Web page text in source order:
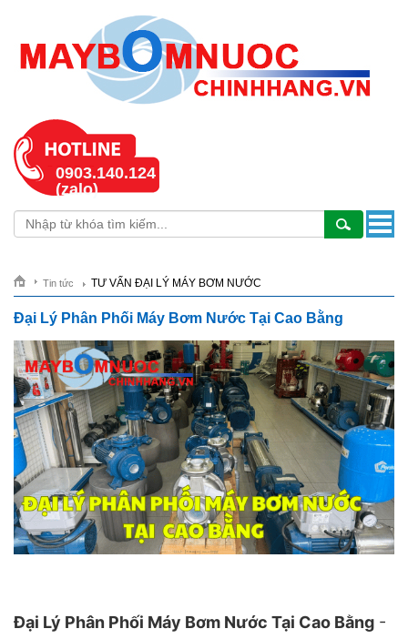
0903.140.124
(zalo)
Tin tức TƯ VẤN ĐẠI LÝ MÁY BƠM NƯỚC
Đại Lý Phân Phối Máy Bơm Nước Tại Cao Bằng
Đại Lý Phân Phối Máy Bơm Nước Tại Cao Bằng -